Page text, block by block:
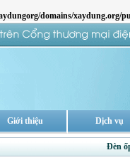
domains/xaydung.org/
Giới thiệu Dịch vụ
Đèn